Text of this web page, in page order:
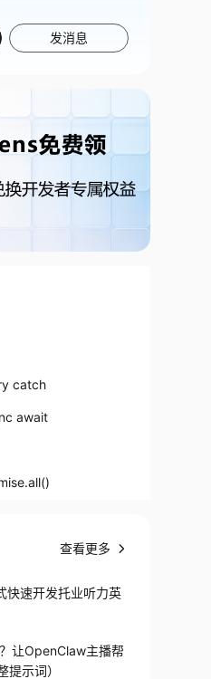
发消息
catch
await
查看更多
速开发托业听力英
让OpenClaw主播帮
提示词）